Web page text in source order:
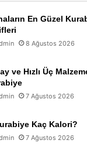
En Güzel
8 Ağustos 2026
ve Hızlı Üç
7 Ağustos 2026
Kaç Kalori?
7 Ağustos 2026